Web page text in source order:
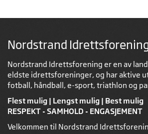
Nordstrand
Nordstrand Idrettsforening er en av
eldste idrettsforeninger, og har aktive
fotball, håndball, e-sport, triathlon og
Flest mulig | Lengst mulig | Best mulig
RESPEKT - SAMHOLD - ENGASJEMENT
Velkommen til Nordstrand